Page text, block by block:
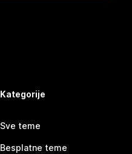
Kategorije
Sve teme
Besplatne teme